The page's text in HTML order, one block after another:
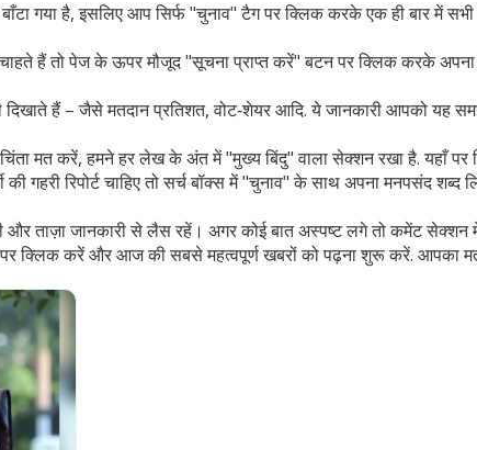
गया है, इसलिए आप सिर्फ "चुनाव" टैग पर क्लिक करके एक ही बार में
हैं तो पेज के ऊपर मौजूद "सूचना प्राप्त करें" बटन पर क्लिक करके
हैं – जैसे मतदान प्रतिशत, वोट‑शेयर आदि. ये जानकारी आपको यह
मत करें, हमने हर लेख के अंत में "मुख्य बिंदु" वाला सेक्शन रखा है. यहाँ
की गहरी रिपोर्ट चाहिए तो सर्च बॉक्स में "चुनाव" के साथ अपना मनपसंद
और ताज़ा जानकारी से लैस रहें। अगर कोई बात अस्पष्ट लगे तो कमेंट सेक्शन
क्लिक करें और आज की सबसे महत्वपूर्ण खबरों को पढ़ना शुरू करें. आपका